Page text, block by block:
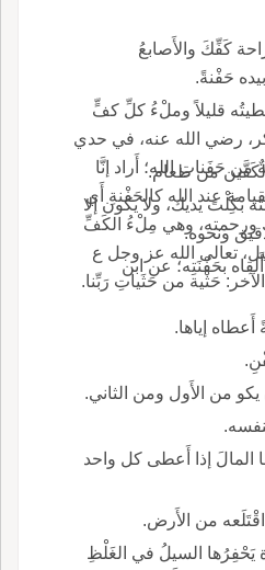
كَفِّكَ والأَصابعُ
حَفْنةً.
قليلاً وملْءُ كلِّ كفٍّ
رضي الله عنه، في حدي
حَفَناتِ الله؛ أَراد إنَّا
عند الله كالحَفْنةِ أَي
ورحمته، وهي مِلْءُ الكَفِّ
تعالى الله عز وجل ع
حَثْية من حَثَياتِ رَبِّنا.
من طعام.
بكِلْتَ يديك، ولا يكون إلا
ونحوه.
بحَفْنَتِه؛ عن ابن
إياها.
من الأَول ومن الثاني.
المالَ إذا أَعطى كل واحد
من الأَرض.
يَحْفِرُها السيلُ في الغَلْظِ